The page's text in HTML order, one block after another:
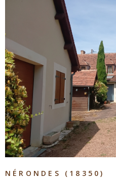
NÉRONDES (18350)
VOIR